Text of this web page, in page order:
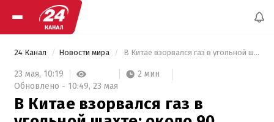
24 Канал Новости мира В Китае взорвался газ в угольной шахте: около 90 человек погибли
23 мая, 10:19
2 мин
Обновлено - 10:49, 23 мая
В Китае взорвался газ в